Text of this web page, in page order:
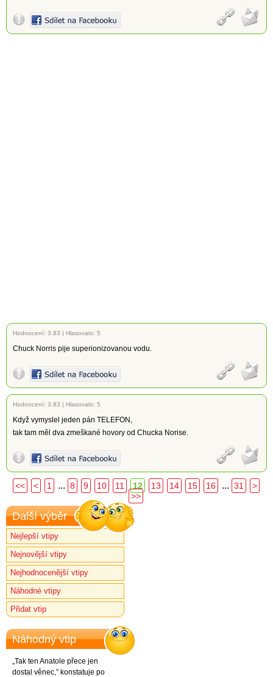
Hodnocení: 3.83 | Hlasovalo: 5
Chuck Norris pije superionizovanou vodu.
Hodnocení: 3.83 | Hlasovalo: 5
Když vymyslel jeden pán TELEFON,
tak tam měl dva zmeškané hovory od Chucka Norise.
<< < 1 ... 8 9 10 11 12 13 14 15 16 ... 31
>
>>
Další výběr
Nejlepší vtipy
Nejnovější vtipy
Nejhodnocenější vtipy
Náhodné vtipy
Přidat vtip
Náhodný vtip
„Tak ten Anatole přece jen
dostal věnec,” konstatuje po